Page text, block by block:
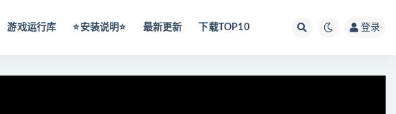
游戏运行库 ⭐️安装说明⭐️ 最新更新 下载TOP10 登录